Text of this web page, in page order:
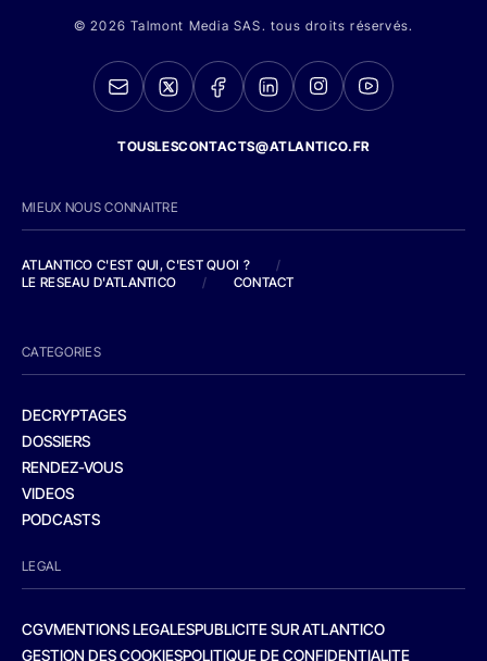
© 2026 Talmont Media SAS. tous droits réservés.
TOUSLESCONTACTS@ATLANTICO.FR
MIEUX NOUS CONNAITRE
ATLANTICO C'EST QUI, C'EST QUOI ?
/
LE RESEAU D'ATLANTICO
/ CONTACT
CATEGORIES
DECRYPTAGES
DOSSIERS
RENDEZ-VOUS
VIDEOS
PODCASTS
LEGAL
CGVMENTIONS LEGALESPUBLICITE SUR ATLANTICO
GESTION DES COOKIESPOLITIQUE DE CONFIDENTIALITE